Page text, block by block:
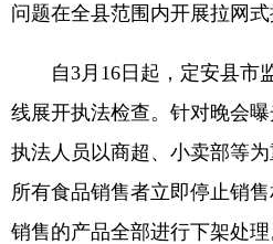
问题在全县范围内开展拉网式
自3月16日起，定安县市
线展开执法检查。针对晚会曝
执法人员以商超、小卖部等
所有食品销售者立即停止销
销售的产品全部进行下架处